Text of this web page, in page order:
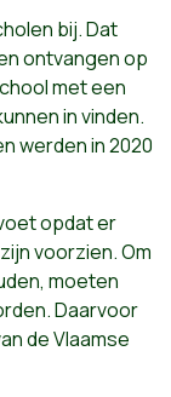
bij. Dat
ontvangen op
met een
in vinden.
werden in 2020
opdat er
voorzien. Om
moeten
Daarvoor
de Vlaamse